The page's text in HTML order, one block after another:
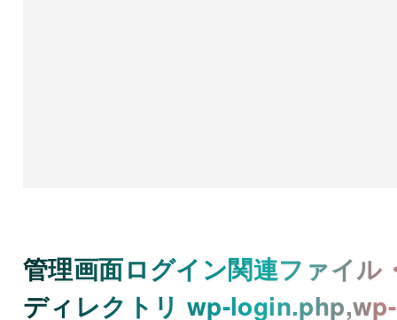
管理画面ログイン関連ファイル
ディレクトリ wp-login.php,wp-